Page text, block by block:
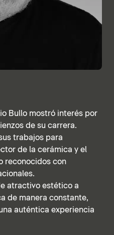
Bullo mostró interés por
de su carrera.
trabajos para
de la cerámica y el
reconocidos con
atractivo estético a
de manera constante,
auténtica experiencia